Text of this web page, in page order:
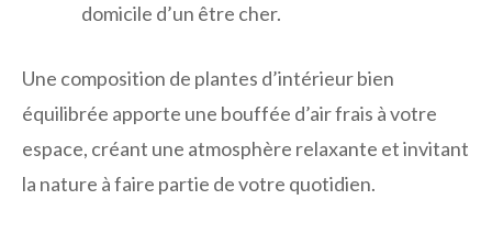
domicile d’un être cher.
Une composition de plantes d’intérieur bien
équilibrée apporte une bouffée d’air frais à votre
espace, créant une atmosphère relaxante et invitant
la nature à faire partie de votre quotidien.